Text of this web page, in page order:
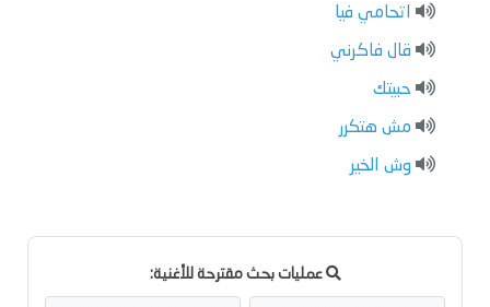
اتحامي فيا
قال فاكرني
حبيتك
مش هتكرر
وش الخير
عمليات بحث مقترحة للأغنية: